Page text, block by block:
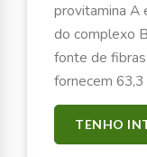
provitamina A
do complexo
fonte de
fornecem 63,3
TENHO